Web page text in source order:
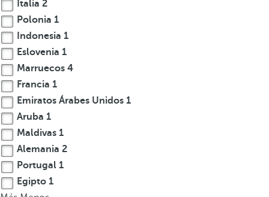
Italia 2
Polonia 1
Indonesia 1
Eslovenia 1
Marruecos 4
Francia 1
Emiratos Árabes Unidos 1
Aruba 1
Maldivas 1
Alemania 2
Portugal 1
Egipto 1